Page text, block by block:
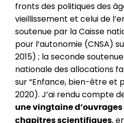
fronts des politiques des
vieillissement et celui de
soutenue par la Caisse
pour l’autonomie (CNSA)
2015) ; la seconde
nationale des allocations
sur “Enfance, bien-être et
2020). J’ai rendu compte
une vingtaine
chapitres scientifiques,